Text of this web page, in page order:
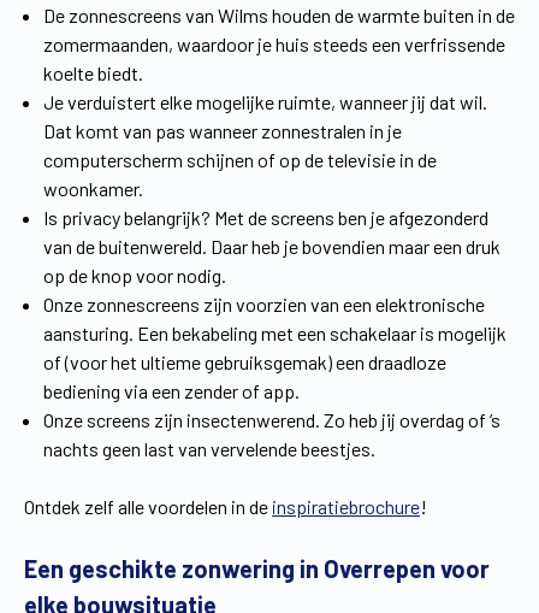
De zonnescreens van Wilms houden de warmte buiten in de
zomermaanden, waardoor je huis steeds een verfrissende
koelte biedt.
Je verduistert elke mogelijke ruimte, wanneer jij dat wil.
Dat komt van pas wanneer zonnestralen in je
computerscherm schijnen of op de televisie in de
woonkamer.
Is privacy belangrijk? Met de screens ben je afgezonderd
van de buitenwereld. Daar heb je bovendien maar een druk
op de knop voor nodig.
Onze zonnescreens zijn voorzien van een elektronische
aansturing. Een bekabeling met een schakelaar is mogelijk
of (voor het ultieme gebruiksgemak) een draadloze
bediening via een zender of app.
Onze screens zijn insectenwerend. Zo heb jij overdag of ’s
nachts geen last van vervelende beestjes.
Ontdek zelf alle voordelen in de inspiratiebrochure!
Een geschikte zonwering in Overrepen voor
elke bouwsituatie